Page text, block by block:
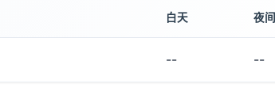
白天 夜间
-- --